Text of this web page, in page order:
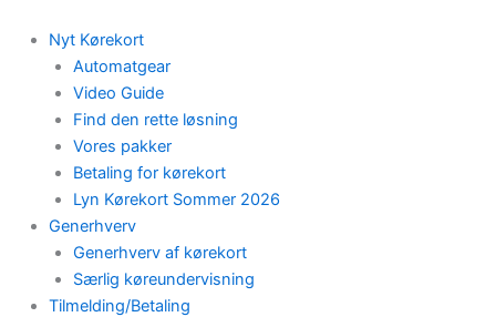
content
Nyt Kørekort
Automatgear
Video Guide
Find den rette løsning
Vores pakker
Betaling for kørekort
Lyn Kørekort Sommer 2026
Generhverv
Generhverv af kørekort
Særlig køreundervisning
Tilmelding/Betaling